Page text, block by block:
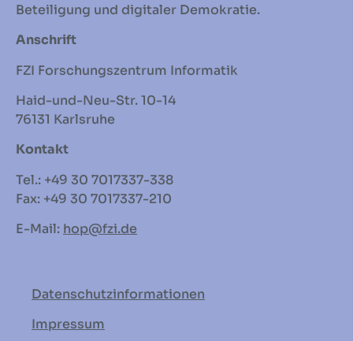
Beteiligung und digitaler Demokratie.
Anschrift
FZI Forschungszentrum Informatik
Haid-und-Neu-Str. 10-14
76131 Karlsruhe
Kontakt
Tel.: +49 30 7017337-338
Fax: +49 30 7017337-210
E-Mail: hop@fzi.de
Datenschutzinformationen
Impressum